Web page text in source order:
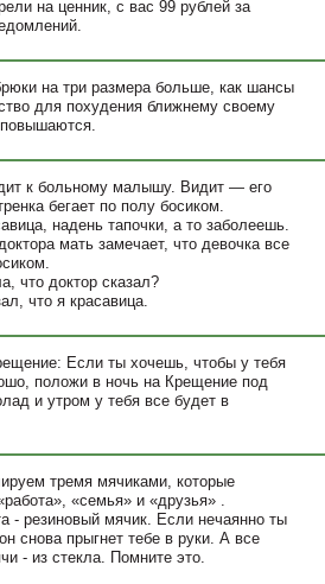
на ценник, с вас 99 рублей за
на три размера больше, как шансы
для похудения ближнему своему
к больному малышу. Видит — его
бегает по полу босиком.
надень тапочки, а то заболеешь.
мать замечает, что девочка все
что доктор сказал?
что я красавица.
Если ты хочешь, чтобы у тебя
положи в ночь на Крещение под
и утром у тебя все будет в
тремя мячиками, которые
«семья» и «друзья» .
- резиновый мячик. Если нечаянно ты
снова прыгнет тебе в руки. А все
- из стекла. Помните это.